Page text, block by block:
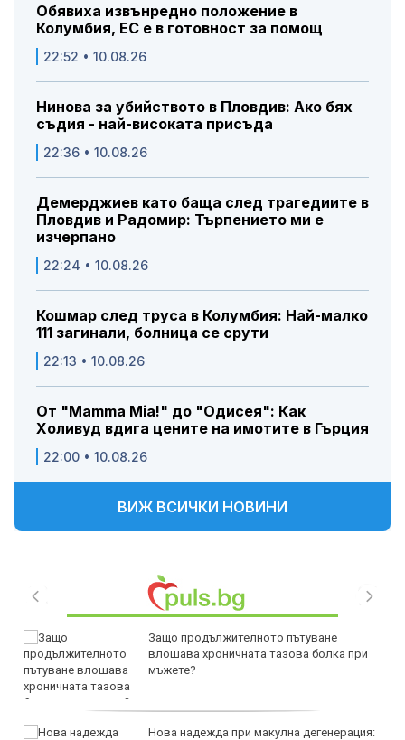
Обявиха извънредно положение в
Колумбия, ЕС е в готовност за помощ
22:52 • 10.08.26
Нинова за убийството в Пловдив: Ако бях
съдия - най-високата присъда
22:36 • 10.08.26
Демерджиев като баща след трагедиите в
Пловдив и Радомир: Търпението ми е
изчерпано
22:24 • 10.08.26
Кошмар след труса в Колумбия: Най-малко
111 загинали, болница се срути
22:13 • 10.08.26
От "Mamma Mia!" до "Одисея": Как
Холивуд вдига цените на имотите в Гърция
22:00 • 10.08.26
ВИЖ ВСИЧКИ НОВИНИ
Защо продължителното пътуване
влошава хроничната тазова болка при
мъжете?
Нова надежда при макулна дегенерация: